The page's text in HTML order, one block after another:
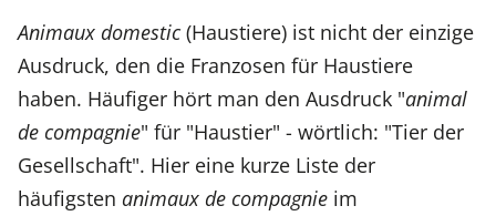
Animaux domestic(Haustiere) ist nicht der einzige
Ausdruck, den die Franzosen für Haustiere
haben. Häufiger hört man den Ausdruck "animal
de compagnie" für "Haustier" - wörtlich: "Tier der
Gesellschaft". Hier eine kurze Liste der
häufigsten animaux de compagnie im